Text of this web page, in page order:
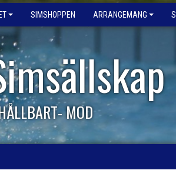
SIMSHOPPEN ARRANGEMANG
MOD